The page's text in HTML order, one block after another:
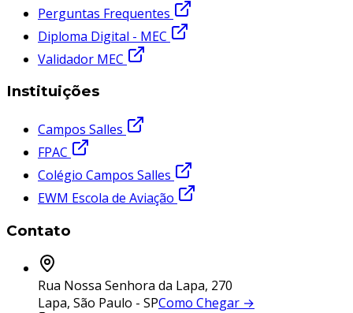
Perguntas Frequentes
Diploma Digital - MEC
Validador MEC
Instituições
Campos Salles
FPAC
Colégio Campos Salles
EWM Escola de Aviação
Contato
Rua Nossa Senhora da Lapa, 270
Lapa, São Paulo - SPComo Chegar →